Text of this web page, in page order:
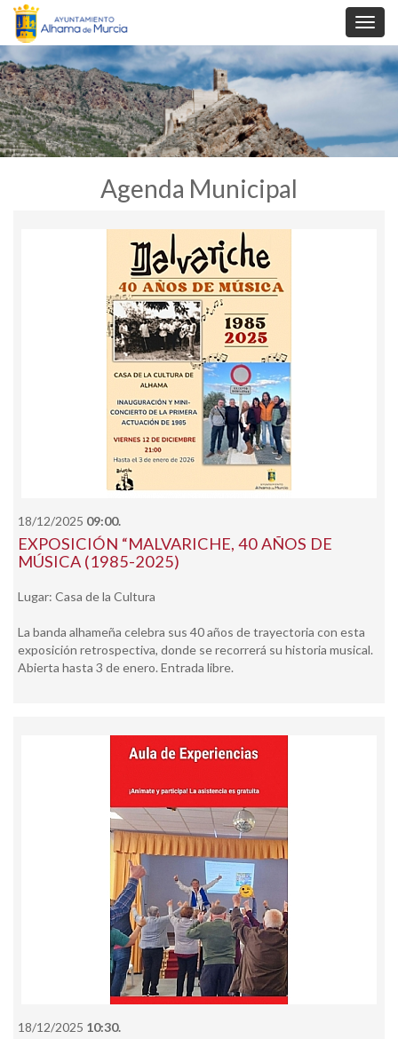
Agenda Municipal
18/12/2025 09:00.
EXPOSICIÓN “MALVARICHE, 40 AÑOS DE
MÚSICA (1985-2025)
Lugar: Casa de la Cultura
La banda alhameña celebra sus 40 años de trayectoria con esta
exposición retrospectiva, donde se recorrerá su historia musical.
Abierta hasta 3 de enero. Entrada libre.
18/12/2025 10:30.